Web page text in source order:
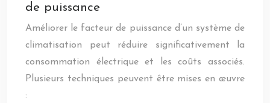
de puissance
Améliorer le facteur de puissance d’un système de
climatisation peut réduire significativement la
consommation électrique et les coûts associés.
Plusieurs techniques peuvent être mises en œuvre
: